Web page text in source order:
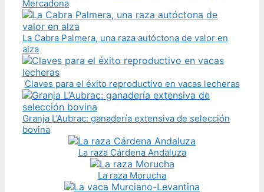
Mercadona
La Cabra Palmera, una raza autóctona de valor en
alza
Claves para el éxito reproductivo en vacas lecheras
Granja L’Aubrac: ganadería extensiva de selección
bovina
La raza Cárdena Andaluza
La raza Morucha